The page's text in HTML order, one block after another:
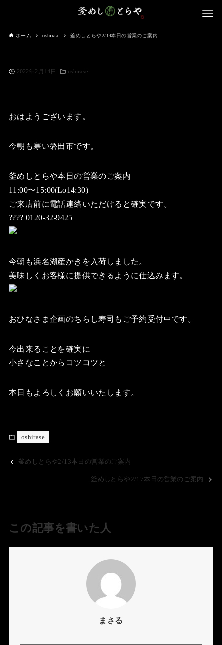
ホーム oshirase 釜めしとらや2/14本日の営業のご案内
2022年2月14日 oshirase
おはようございます。
今朝も寒い磐田市です。
釜めしとらや本日の営業のご案内
11:00〜15:00(Lo14:30)
ご来店前に電話連絡いただけると確実です。
???? 0120-32-9425
今朝も浜名湖産かきを入荷しました。
美味しくお客様に提供できるように仕込みます。
おひなさま企画のちらし寿司もご予約受付中です。
今出来ることを確実に
小さなことからコツコツと
本日もよろしくお願いいたします。
oshirase
釜めしとらや2/13本日の営業のご案内
釜めしとらや2/17本日の営業のご案内
この記事を書いた人
まさる